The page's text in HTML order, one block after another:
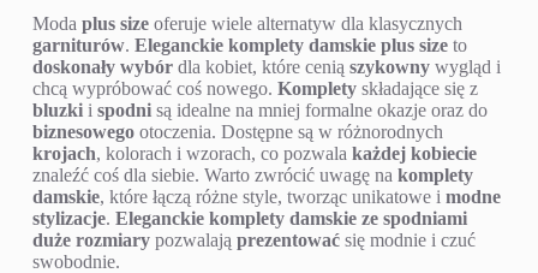
Moda plus sizeoferuje wiele alternatyw dla klasycznych
garniturów. Eleganckie komplety damskie plus sizeto
doskonały wybórdla kobiet, które cenią szykownywygląd i
chcą wypróbować coś nowego. Kompletyskładające się z
bluzkii spodnisą idealne na mniej formalne okazje oraz do
biznesowegootoczenia. Dostępne są w różnorodnych
krojach, kolorach i wzorach, co pozwala każdej kobiecie
znaleźć coś dla siebie. Warto zwrócić uwagę na komplety
damskie, które łączą różne style, tworząc unikatowe i modne
stylizacje. Eleganckie komplety damskie ze spodniami
duże rozmiarypozwalają prezentowaćsię modnie i czuć
swobodnie.